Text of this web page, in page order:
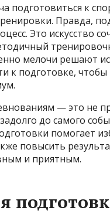
подготовиться к
Правда,
Это искусство
мелочи решают
к подготовке,
— это не
до самого
помогает
повысить
и приятным.